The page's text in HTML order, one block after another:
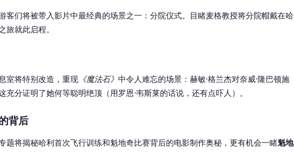
客们将被带入影片中最经典的场景之一：分院仪式。目睹麦格教授将分院帽戴在哈
旅就此启程。
室将特别改造，重现 《魔法石》 中令人难忘的场景：赫敏·格兰杰对奈威·隆巴顿施
分证明了她何等聪明绝顶（用罗恩·韦斯莱的话说，还有点吓人）。
背后
题将揭秘哈利首次飞行训练和魁地奇比赛背后的电影制作奥秘，更有机会一睹魁地